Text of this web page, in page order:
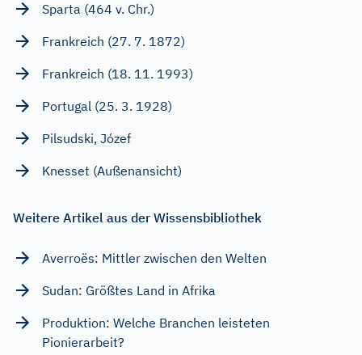
Sparta (464 v. Chr.)
Frankreich (27. 7. 1872)
Frankreich (18. 11. 1993)
Portugal (25. 3. 1928)
Pilsudski, Józef
Knesset (Außenansicht)
Weitere Artikel aus der Wissensbibliothek
Averroës: Mittler zwischen den Welten
Sudan: Größtes Land in Afrika
Produktion: Welche Branchen leisteten
Pionierarbeit?